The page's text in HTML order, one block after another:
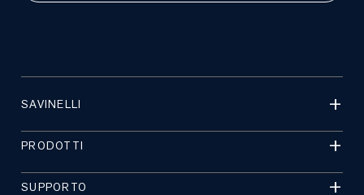
SAVINELLI
PRODOTTI
SUPPORTO